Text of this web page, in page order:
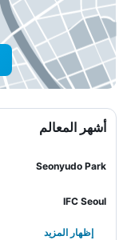
أشهر المعالم
Seonyudo Park
IFC Seoul
إظهار المزيد